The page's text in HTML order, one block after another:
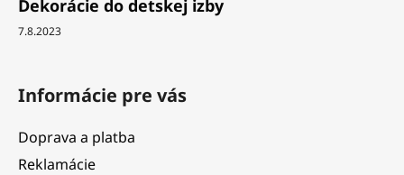
Dekorácie do detskej izby
7.8.2023
Informácie pre vás
Doprava a platba
Reklamácie